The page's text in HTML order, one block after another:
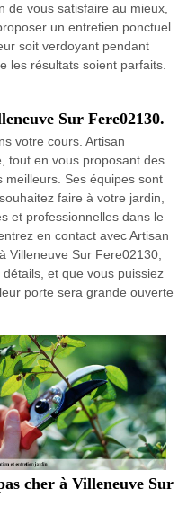
de vous satisfaire au mieux,
un entretien ponctuel
soit verdoyant pendant
les résultats soient parfaits.
Sur Fere02130.
votre cours. Artisan
tout en vous proposant des
Ses équipes sont
faire à votre jardin,
et professionnelles dans le
en contact avec Artisan
Villeneuve Sur Fere02130,
et que vous puissiez
porte sera grande ouverte
cher à Villeneuve Sur